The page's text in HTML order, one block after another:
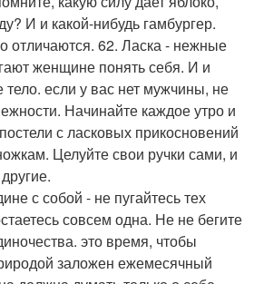
И и какой-нибудь гамбургер.
отличаются. 62. Ласка - нежные
женщине понять себя. И и
тело. если у вас нет мужчины, не
Начинайте каждое утро и
с ласковых прикосновений
Целуйте свои ручки сами, и
с собой - не пугайтесь тех
совсем одна. Не не бегите
это время, чтобы
заложен ежемесячный